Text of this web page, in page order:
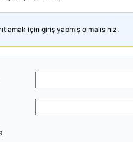
için giriş yapmış olmalısınız.